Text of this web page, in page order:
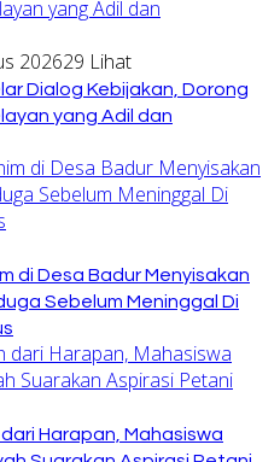
202629 Lihat
Dialog Kebijakan, Dorong
yang Adil dan
di Desa Badur Menyisakan
Sebelum Meninggal Di
Harapan, Mahasiswa